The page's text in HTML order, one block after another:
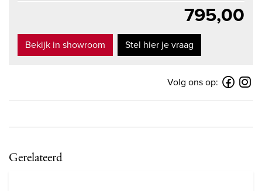
795,00
Bekijk in showroom Stel hier je vraag
Volg ons op:
Gerelateerd